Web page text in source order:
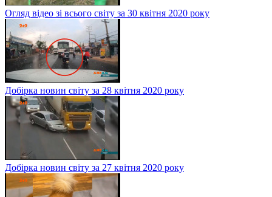
Огляд відео зі всього світу за 30 квітня 2020 року
Добірка новин світу за 28 квітня 2020 року
Добірка новин світу за 27 квітня 2020 року